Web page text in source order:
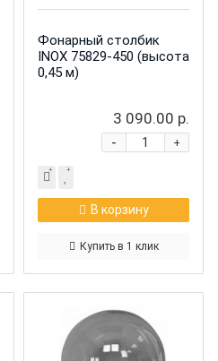
Фонарный столбик
INOX 75829-450 (высота
0,45 м)
3 090.00 р.
+
-
В корзину
Купить в 1 клик